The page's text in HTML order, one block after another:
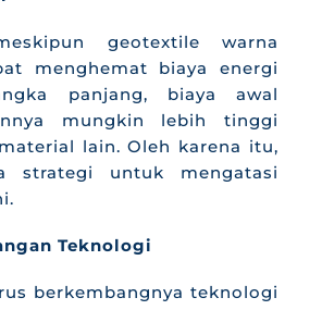
geotextile warna
menghemat biaya energi
panjang, biaya awal
mungkin lebih tinggi
lain. Oleh karena itu,
strategi untuk mengatasi
Teknologi
berkembangnya teknologi